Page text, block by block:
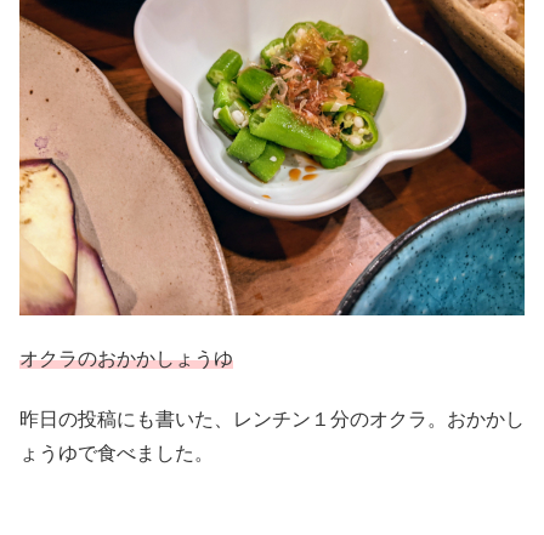
オクラのおかかしょうゆ
昨日の投稿にも書いた、レンチン１分のオクラ。おかかし
ょうゆで食べました。